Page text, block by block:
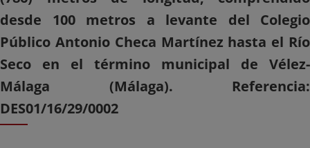
desde 100 metros a levante del Colegio
Público Antonio Checa Martínez hasta el Río
Seco en el término municipal de Vélez-
Málaga (Málaga). Referencia:
DES01/16/29/0002